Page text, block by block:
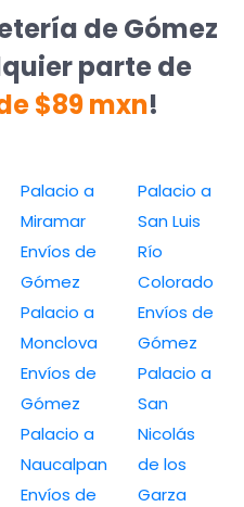
de Gómez
parte de
$89 mxn!
Palacio a
Miramar
Envíos de
Gómez
Palacio a
Monclova
Envíos de
Gómez
Palacio a
Naucalpan
Envíos de
Palacio a
San Luis
Río
Colorado
Envíos de
Gómez
Palacio a
San
Nicolás
de los
Garza